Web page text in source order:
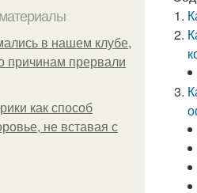
в нашем клубе,
причинам прервали
как способ
не вставая с